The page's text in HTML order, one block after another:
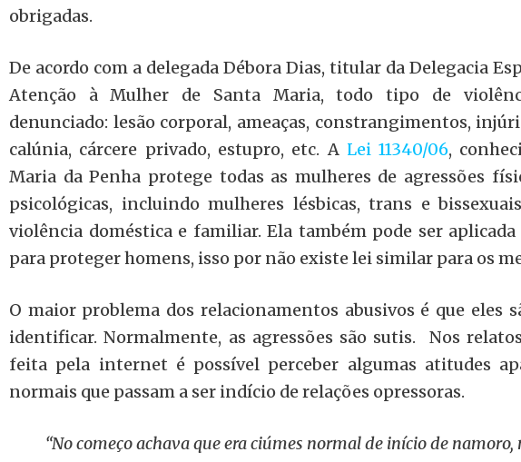
obrigadas.
De acordo com a delegada Débora Dias, titular da Delegacia
Atenção à Mulher de Santa Maria, todo tipo de
denunciado: lesão corporal, ameaças, constrangimentos,
calúnia, cárcere privado, estupro, etc. A Lei 11340/06,
Maria da Penha protege todas as mulheres de agressões
psicológicas, incluindo mulheres lésbicas, trans e
violência doméstica e familiar. Ela também pode ser
para proteger homens, isso por não existe lei similar para os
O maior problema dos relacionamentos abusivos é que eles
identificar. Normalmente, as agressões são sutis. Nos
feita pela internet é possível perceber algumas atitudes
normais que passam a ser indício de relações opressoras.
“No começo achava que era ciúmes normal de início de namoro,